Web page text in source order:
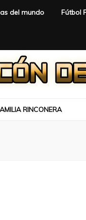
del mundo Fútbol
RINCONERA